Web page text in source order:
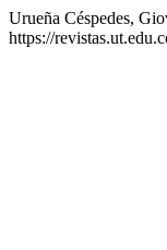
Urueña Céspedes,
https://